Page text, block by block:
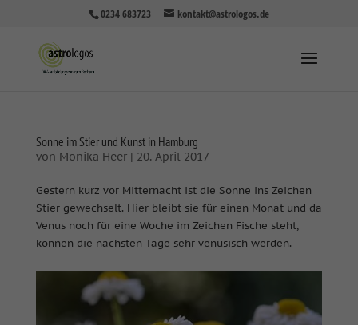
0234 683723 kontakt@astrologos.de
Sonne im Stier und Kunst in Hamburg
von Monika Heer| 20. April 2017
Gestern kurz vor Mitternacht ist die Sonne ins Zeichen
Stier gewechselt. Hier bleibt sie für einen Monat und da
Venus noch für eine Woche im Zeichen Fische steht,
können die nächsten Tage sehr venusisch werden.